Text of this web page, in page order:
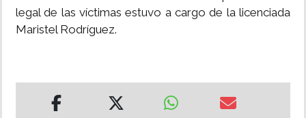
legal de las víctimas estuvo a cargo de la licenciada
Maristel Rodríguez.